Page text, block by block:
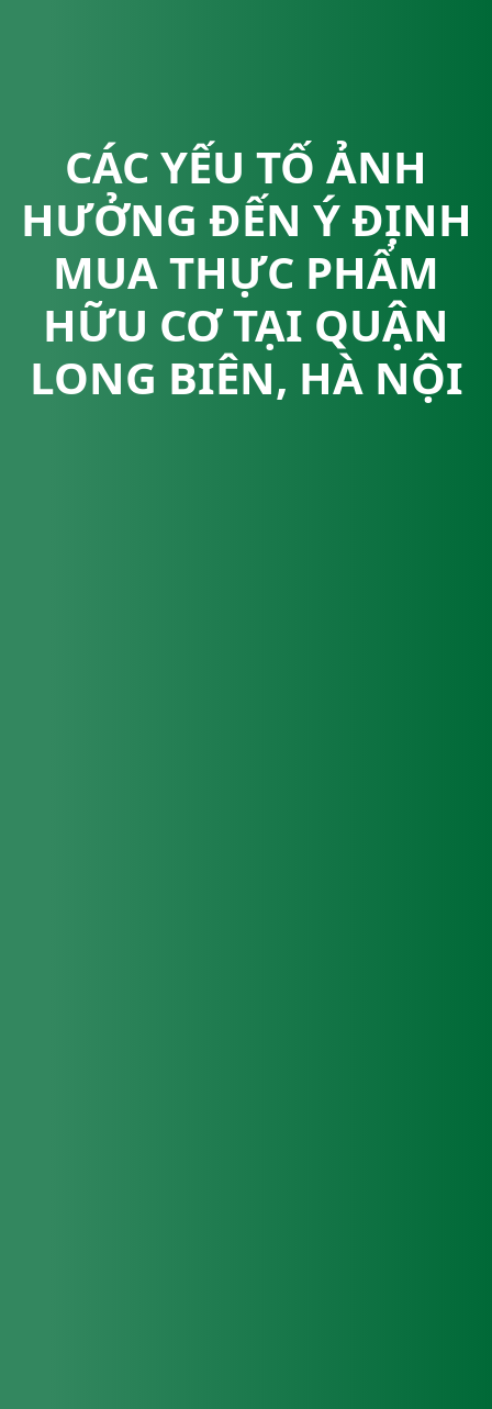
CÁC YẾU TỐ ẢNH
HƯỞNG ĐẾN Ý ĐỊNH
MUA THỰC PHẨM
HỮU CƠ TẠI QUẬN
LONG BIÊN, HÀ NỘI